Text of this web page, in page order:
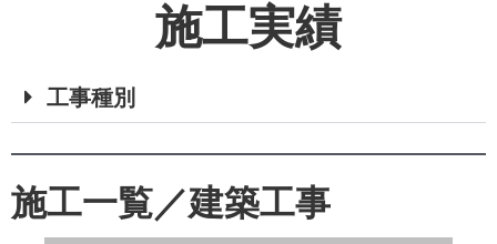
施工実績
工事種別
施工一覧／建築工事